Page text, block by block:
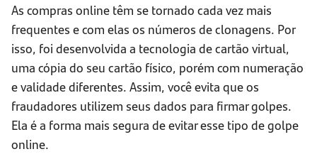
As compras online têm se tornado cada vez mais
frequentes e com elas os números de clonagens. Por
isso, foi desenvolvida a tecnologia de cartão virtual,
uma cópia do seu cartão físico, porém com numeração
e validade diferentes. Assim, você evita que os
fraudadores utilizem seus dados para firmar golpes.
Ela é a forma mais segura de evitar esse tipo de golpe
online.